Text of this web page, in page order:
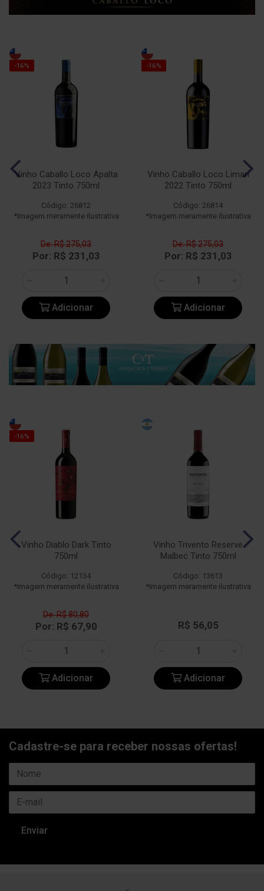
-16%
Vinho Caballo Loco Apalta
2023 Tinto 750ml
Código: 26812
*Imagem meramente ilustrativa
De: R$ 275,03
Por: R$ 231,03
Adicionar
-16%
Vinho Caballo Loco Limari
2022 Tinto 750ml
Código: 26814
*Imagem meramente ilustrativa
De: R$ 275,03
Por: R$ 231,03
Adicionar
-16%
Vinho Diablo Dark Tinto
750ml
Código: 12134
*Imagem meramente ilustrativa
De: R$ 80,80
Por: R$ 67,90
Adicionar
Vinho Trivento Reserve
Malbec Tinto 750ml
Código: 13613
*Imagem meramente ilustrativa
R$ 56,05
Adicionar
Cadastre-se para receber nossas ofertas!